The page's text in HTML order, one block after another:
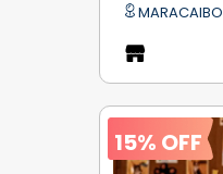
MARACAIBO
15% OFF